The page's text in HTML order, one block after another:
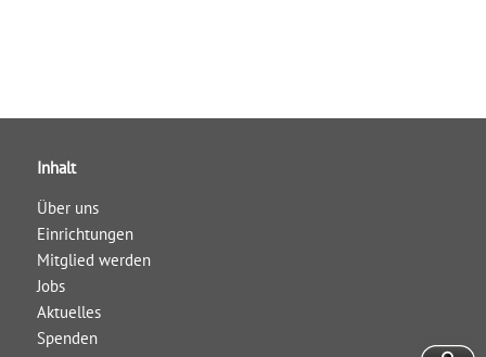
Inhalt
Über uns
Einrichtungen
Mitglied werden
Jobs
Aktuelles
Spenden